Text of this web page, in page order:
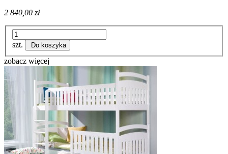
2 840,00 zł
szt. Do koszyka
zobacz więcej